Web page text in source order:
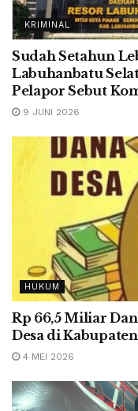
KRIMINAL
Sudah Setahun
Labuhanbatu
Pelapor Sebut
9 JUNI 2026
HUKUM
Rp 66,5 Miliar
Desa di
4 MEI 2026